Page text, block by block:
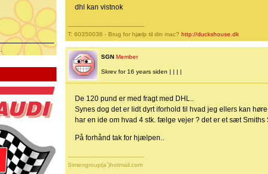
dhl kan vistnok
-------------------------------------------
T: 60350036 - Brug for hjælp til din mac? http://duckshouse.dk
SGN Member
Skrev for 16 years siden | | | |
De 120 pund er med fragt med DHL..
Synes dog det er lidt dyrt iforhold til hvad jeg ellers kan
har en ide om hvad 4 stk. fælge vejer ? det er et sæt
På forhånd tak for hjælpen..
-------------------------------------------
Simengroup(a`)hotmail.com